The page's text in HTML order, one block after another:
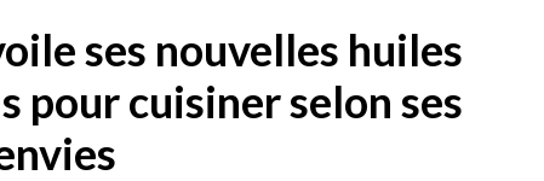
ses nouvelles huiles
pour cuisiner selon ses